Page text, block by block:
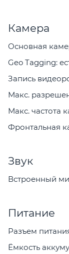
Камера
Основная
Geo Tagging:
Запись
Макс.
Макс. частота
Фронтальная
Звук
Встроенный
Питание
Разъем
Ёмкость